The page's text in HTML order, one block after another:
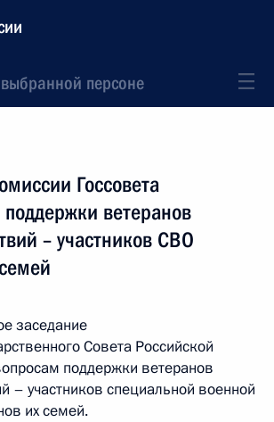
персоне
Госсовета
ветеранов
– участников СВО
заседание
Совета Российской
поддержки ветеранов
– участников специальной военной
их семей.